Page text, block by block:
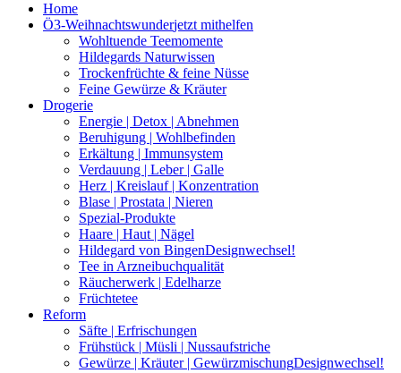
Home
Ö3-Weihnachtswunderjetzt mithelfen
Wohltuende Teemomente
Hildegards Naturwissen
Trockenfrüchte & feine Nüsse
Feine Gewürze & Kräuter
Drogerie
Energie | Detox | Abnehmen
Beruhigung | Wohlbefinden
Erkältung | Immunsystem
Verdauung | Leber | Galle
Herz | Kreislauf | Konzentration
Blase | Prostata | Nieren
Spezial-Produkte
Haare | Haut | Nägel
Hildegard von BingenDesignwechsel!
Tee in Arzneibuchqualität
Räucherwerk | Edelharze
Früchtetee
Reform
Säfte | Erfrischungen
Frühstück | Müsli | Nussaufstriche
Gewürze | Kräuter | GewürzmischungDesignwechsel!